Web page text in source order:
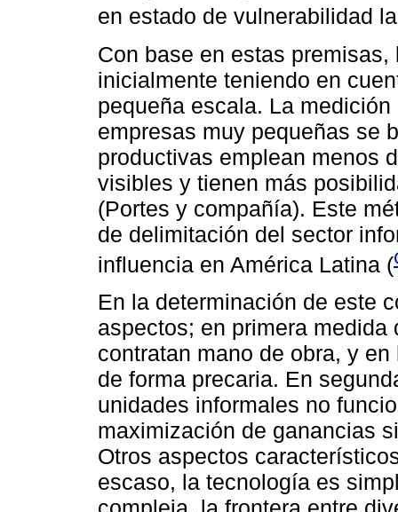
en estado de vulnerabilidad
Con base en estas
inicialmente teniendo en
pequeña escala. La
empresas muy pequeñas se
productivas emplean menos
visibles y tienen más
(Portes y compañía). Este
de delimitación del sector
influencia en América Latina (
En la determinación de este
aspectos; en primera
contratan mano de obra, y
de forma precaria. En
unidades informales no
maximización de ganancias
Otros aspectos
escaso, la tecnología es